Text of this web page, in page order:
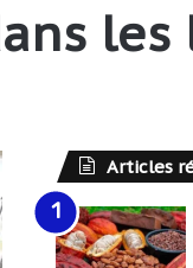
Articles